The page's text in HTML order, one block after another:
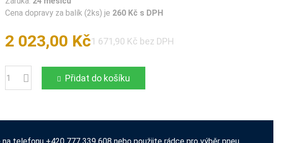
Cena dopravy za balík (2ks) je 260 Kč s DPH
2 023,00 Kč1 671,90 Kč bez DPH
Počet Přidat do košíku